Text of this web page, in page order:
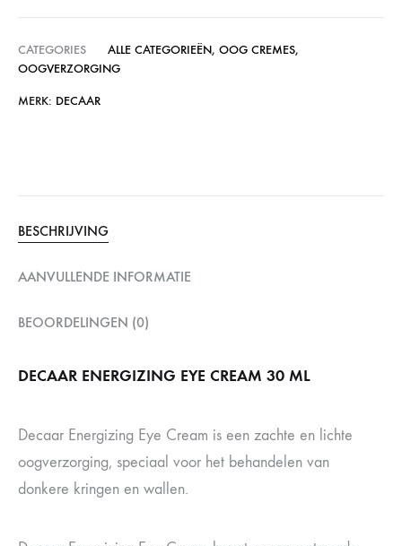
CATEGORIES ALLE CATEGORIEËN, OOG CREMES,
OOGVERZORGING
MERK: DECAAR
BESCHRIJVING
AANVULLENDE INFORMATIE
BEOORDELINGEN (0)
DECAAR ENERGIZING EYE CREAM 30 ML
Decaar Energizing Eye Cream is een zachte en lichte
oogverzorging, speciaal voor het behandelen van
donkere kringen en wallen.